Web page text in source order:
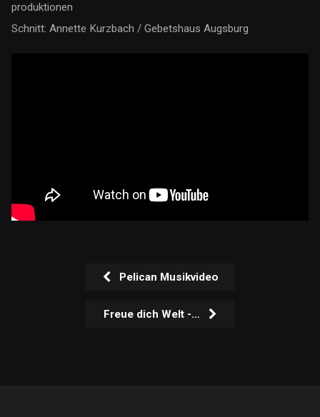
produktionen
Schnitt: Annette Kurzbach / Gebetshaus Augsburg
Pelican Musikvideo
Freue dich Welt -…